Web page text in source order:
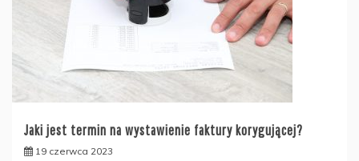
Jaki jest termin na wystawienie faktury korygującej?
19 czerwca 2023